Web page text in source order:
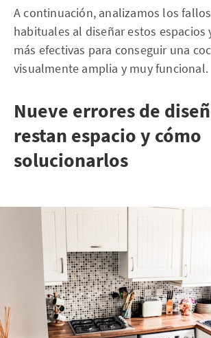
A continuación, analizamos los
habituales al diseñar estos espacios
más efectivas para conseguir una
visualmente amplia y muy funcional.
Nueve errores de
restan espacio y cómo
solucionarlos